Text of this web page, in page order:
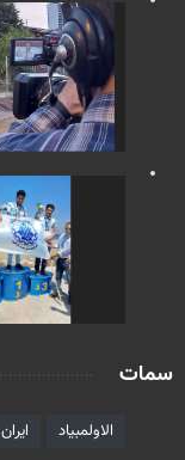
سمات
الاولمبياد ايران